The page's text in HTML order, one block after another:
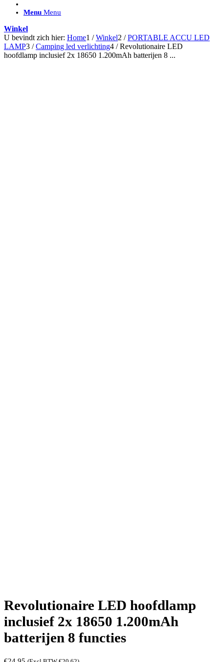
ACCESSOIRES/ AANSLUITMATERIAAL
Can-bus interface
Accessoires Lazer
Kabelboom & Adapters
Installatiemateriaal
Menu Menu
Winkel
U bevindt zich hier: Home1 / Winkel2 / PORTABLE ACCU LED
LAMP3 / Camping led verlichting4 / Revolutionaire LED
hoofdlamp inclusief 2x 18650 1.200mAh batterijen 8 ...
Revolutionaire LED hoofdlamp
inclusief 2x 18650 1.200mAh
batterijen 8 functies